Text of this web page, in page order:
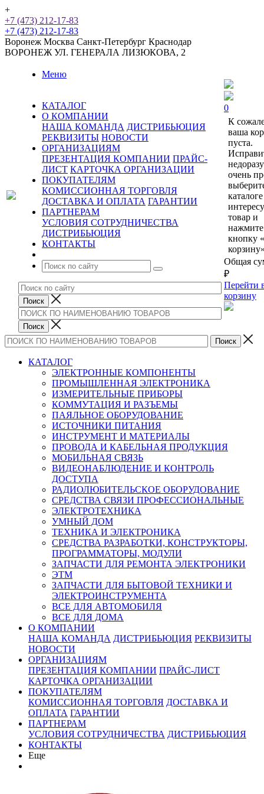
+
+7 (473) 212-17-83
+7 (473) 212-17-83
Воронеж Москва Санкт-Петербург Краснодар
ВОРОНЕЖ УЛ. ГЕНЕРАЛА ЛИЗЮКОВА, 2
Меню
КАТАЛОГ
О КОМПАНИИ
НАША КОМАНДА ДИСТРИБЬЮЦИЯ
РЕКВИЗИТЫ НОВОСТИ
ОРГАНИЗАЦИЯМ
ПРЕЗЕНТАЦИЯ КОМПАНИИ ПРАЙС-
ЛИСТ КАРТОЧКА ОРГАНИЗАЦИИ
ПОКУПАТЕЛЯМ
КОМИССИОННАЯ ТОРГОВЛЯ
ДОСТАВКА И ОПЛАТА ГАРАНТИИ
ПАРТНЕРАМ
УСЛОВИЯ СОТРУДНИЧЕСТВА
ДИСТРИБЬЮЦИЯ
КОНТАКТЫ
0
К
ваша
пуста.
очень
каталоге
товар и
нажмите
кнопку
Общая
₽
Перейти
корзину
КАТАЛОГ
ЭЛЕКТРОННЫЕ КОМПОНЕНТЫ
ПРОМЫШЛЕННАЯ ЭЛЕКТРОНИКА
ИЗМЕРИТЕЛЬНЫЕ ПРИБОРЫ
КОММУТАЦИЯ И РАЗЪЕМЫ
ПАЯЛЬНОЕ ОБОРУДОВАНИЕ
ИСТОЧНИКИ ПИТАНИЯ
ИНСТРУМЕНТ И МАТЕРИАЛЫ
ПРОВОДА И КАБЕЛЬНАЯ ПРОДУКЦИЯ
МОБИЛЬНАЯ СВЯЗЬ
ВИДЕОНАБЛЮДЕНИЕ И КОНТРОЛЬ
ДОСТУПА
РАДИОЛЮБИТЕЛЬСКОЕ ОБОРУДОВАНИЕ
СРЕДСТВА СВЯЗИ ПРОФЕССИОНАЛЬНЫЕ
ЭЛЕКТРОТЕХНИКА
УМНЫЙ ДОМ
ТЕХНИКА И ЭЛЕКТРОНИКА
СРЕДСТВА РАЗРАБОТКИ, КОНСТРУКТОРЫ,
ПРОГРАММАТОРЫ, МОДУЛИ
ЗАПЧАСТИ ДЛЯ РЕМОНТА ЭЛЕКТРОНИКИ
ЭТМ
ЗАПЧАСТИ ДЛЯ БЫТОВОЙ ТЕХНИКИ И
ЭЛЕКТРОИНСТРУМЕНТА
ВСЕ ДЛЯ АВТОМОБИЛЯ
ВСЕ ДЛЯ ДОМА
О КОМПАНИИ
НАША КОМАНДА ДИСТРИБЬЮЦИЯ РЕКВИЗИТЫ
НОВОСТИ
ОРГАНИЗАЦИЯМ
ПРЕЗЕНТАЦИЯ КОМПАНИИ ПРАЙС-ЛИСТ
КАРТОЧКА ОРГАНИЗАЦИИ
ПОКУПАТЕЛЯМ
КОМИССИОННАЯ ТОРГОВЛЯ ДОСТАВКА И
ОПЛАТА ГАРАНТИИ
ПАРТНЕРАМ
УСЛОВИЯ СОТРУДНИЧЕСТВА ДИСТРИБЬЮЦИЯ
КОНТАКТЫ
Еще